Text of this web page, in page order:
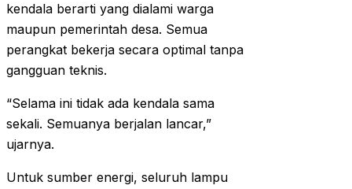
kendala berarti yang dialami warga
maupun pemerintah desa. Semua
perangkat bekerja secara optimal tanpa
gangguan teknis.
“Selama ini tidak ada kendala sama
sekali. Semuanya berjalan lancar,”
ujarnya.
Untuk sumber energi, seluruh lampu